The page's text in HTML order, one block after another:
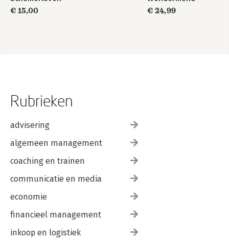
€ 15,00
€ 24,99
Rubrieken
advisering
algemeen management
coaching en trainen
communicatie en media
economie
financieel management
inkoop en logistiek